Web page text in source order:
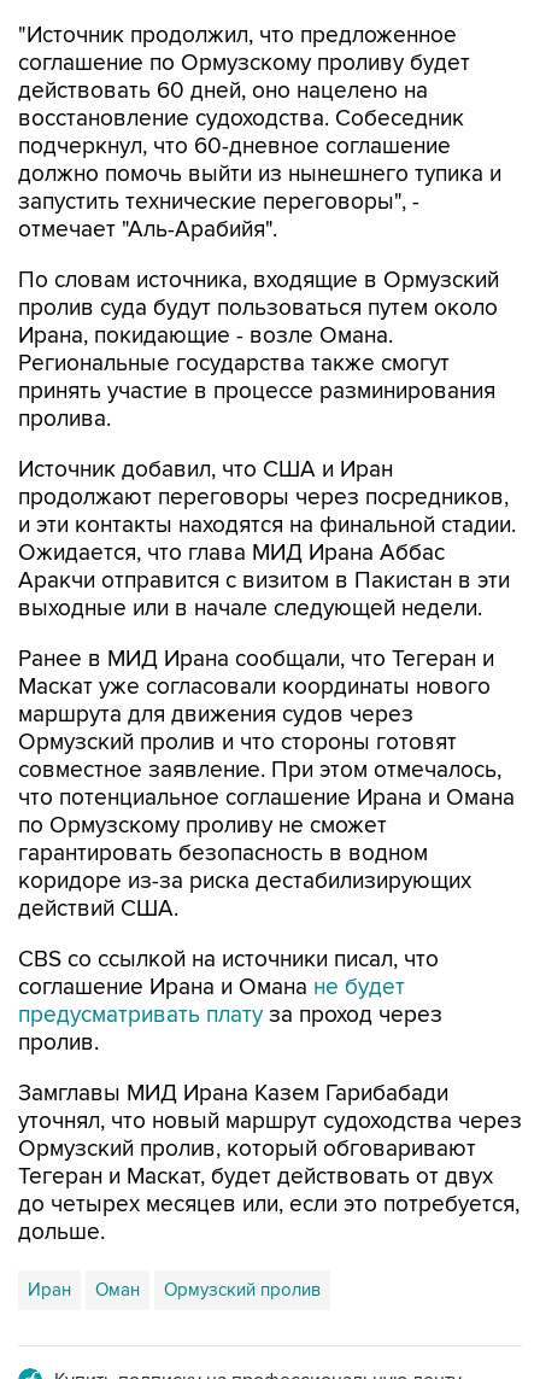
"Источник продолжил, что предложенное
соглашение по Ормузскому проливу будет
действовать 60 дней, оно нацелено на
восстановление судоходства. Собеседник
подчеркнул, что 60-дневное соглашение
должно помочь выйти из нынешнего тупика и
запустить технические переговоры", -
отмечает "Аль-Арабийя".
По словам источника, входящие в Ормузский
пролив суда будут пользоваться путем около
Ирана, покидающие - возле Омана.
Региональные государства также смогут
принять участие в процессе разминирования
пролива.
Источник добавил, что США и Иран
продолжают переговоры через посредников,
и эти контакты находятся на финальной стадии.
Ожидается, что глава МИД Ирана Аббас
Аракчи отправится с визитом в Пакистан в эти
выходные или в начале следующей недели.
Ранее в МИД Ирана сообщали, что Тегеран и
Маскат уже согласовали координаты нового
маршрута для движения судов через
Ормузский пролив и что стороны готовят
совместное заявление. При этом отмечалось,
что потенциальное соглашение Ирана и Омана
по Ормузскому проливу не сможет
гарантировать безопасность в водном
коридоре из-за риска дестабилизирующих
действий США.
CBS со ссылкой на источники писал, что
соглашение Ирана и Омана не будет
предусматривать плату за проход через
пролив.
Замглавы МИД Ирана Казем Гарибабади
уточнял, что новый маршрут судоходства через
Ормузский пролив, который обговаривают
Тегеран и Маскат, будет действовать от двух
до четырех месяцев или, если это потребуется,
дольше.
Иран Оман Ормузский пролив